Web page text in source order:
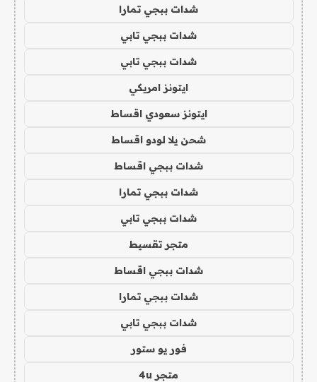
شدات ببجي تمارا
شدات ببجي تابي
شدات ببجي تابي
ايتونز امريكي
ايتونز سعودي اقساط
شحن يلا لودو اقساط
شدات ببجي اقساط
شدات ببجي تمارا
شدات ببجي تابي
متجر تقسيط
شدات ببجي اقساط
شدات ببجي تمارا
شدات ببجي تابي
فور يو ستور
متجر 4u